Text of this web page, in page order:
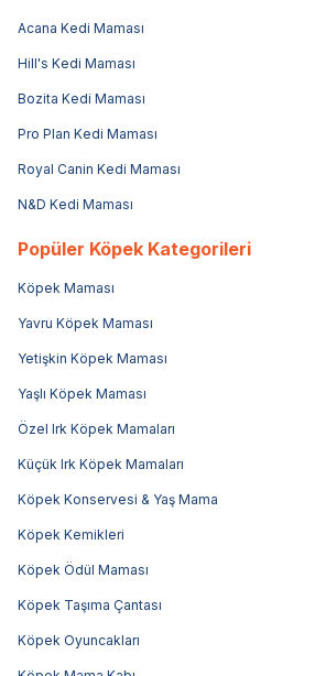
Acana Kedi Maması
Hill's Kedi Maması
Bozita Kedi Maması
Pro Plan Kedi Maması
Royal Canin Kedi Maması
N&D Kedi Maması
Popüler Köpek Kategorileri
Köpek Maması
Yavru Köpek Maması
Yetişkin Köpek Maması
Yaşlı Köpek Maması
Özel Irk Köpek Mamaları
Küçük Irk Köpek Mamaları
Köpek Konservesi & Yaş Mama
Köpek Kemikleri
Köpek Ödül Maması
Köpek Taşıma Çantası
Köpek Oyuncakları